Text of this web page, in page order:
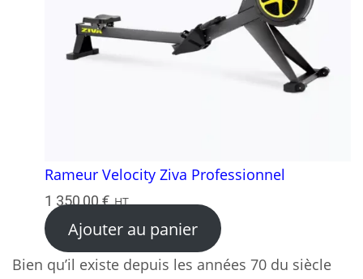
Rameur Velocity Ziva Professionnel
1 350,00€ HT
Ajouter au panier
Bien qu’il existe depuis les années 70 du siècle